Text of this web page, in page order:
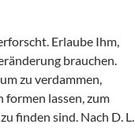
Erlaube Ihm,
brauchen.
zu verdammen,
formen lassen, zum
finden sind. Nach D. L.